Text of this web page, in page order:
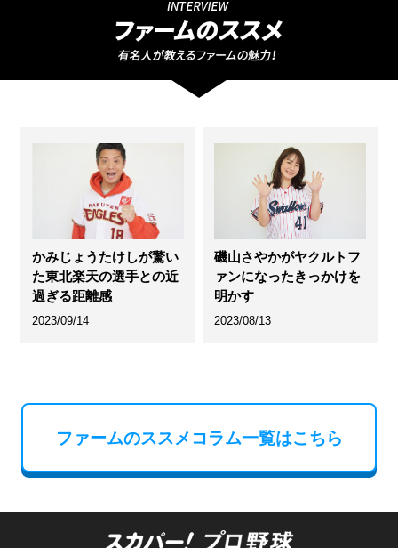
かみじょうたけしが驚い
た東北楽天の選手との近
過ぎる距離感
2023/09/14
磯山さやかがヤクルトフ
ァンになったきっかけを
明かす
2023/08/13
ファームのススメコラム一覧はこちら